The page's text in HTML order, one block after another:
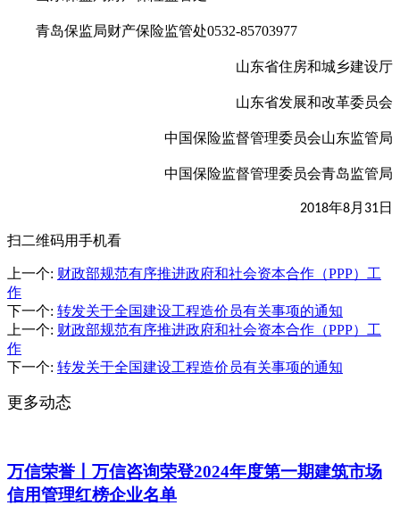
青岛保监局财产保险监管处0532-85703977
山东省住房和城乡建设厅
山东省发展和改革委员会
中国保险监督管理委员会山东监管局
中国保险监督管理委员会青岛监管局
2018年8月 31日
扫二维码用手机看
上一个: 财政部规范有序推进政府和社会资本合作（PPP）工
作
下一个: 转发关于全国建设工程造价员有关事项的通知
上一个: 财政部规范有序推进政府和社会资本合作（PPP）工
作
下一个: 转发关于全国建设工程造价员有关事项的通知
更多动态
万信荣誉丨万信咨询荣登2024年度第一期建筑市场
信用管理红榜企业名单